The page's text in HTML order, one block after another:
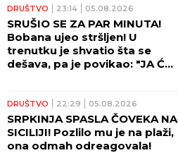
DRUŠTVO 23:14 05.08.2026
SRUŠIO SE ZA PAR MINUTA!
Bobana ujeo stršljen! U
trenutku je shvatio šta se
dešava, pa je povikao: "JA ĆU
DRUŠTVO 22:29 05.08.2026
SRPKINJA SPASLA ČOVEKA NA
SICILIJI! Pozlilo mu je na plaži,
ona odmah odreagovala!